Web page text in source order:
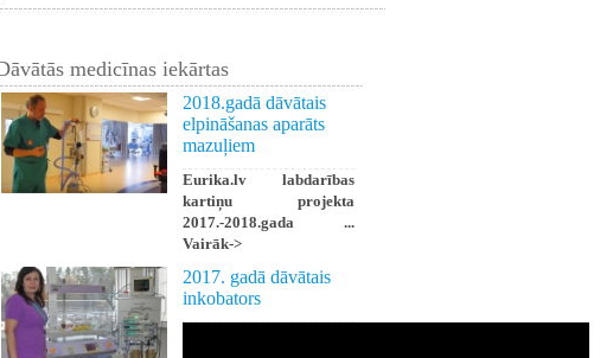
medicīnas iekārtas
2018.gadā dāvātais
elpināšanas aparāts
mazuļiem
Eurika.lv labdarības
kartiņu projekta
2017.-2018.gada ...
Vairāk->
2017. gadā dāvātais
inkobators